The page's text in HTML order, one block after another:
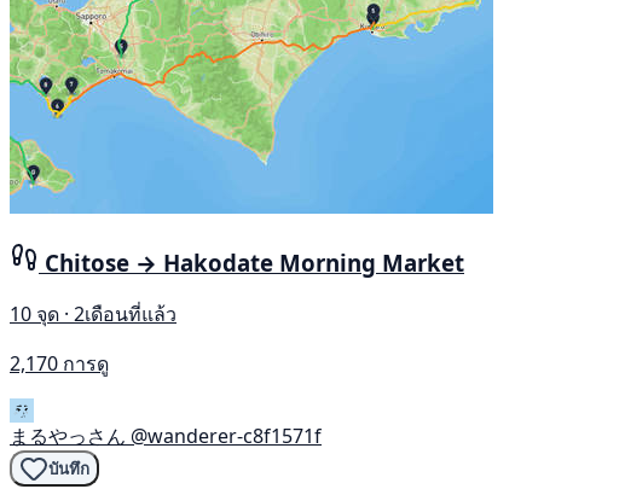
Chitose → Hakodate Morning Market
10 จุด · 2เดือนที่แล้ว
2,170 การดู
まるやっさん @wanderer-c8f1571f
บันทึก